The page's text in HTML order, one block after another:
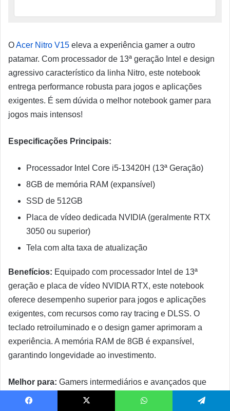
OAcer Nitro V15 eleva a experiência gamer a outro
patamar. Com processador de 13ª geração Intel e design
agressivo característico da linha Nitro, este notebook
entrega performance robusta para jogos e aplicações
exigentes. É sem dúvida o melhor notebook gamer para
jogos mais intensos!
Especificações Principais:
Processador Intel Core i5-13420H (13ª Geração)
8GB de memória RAM (expansível)
SSD de 512GB
Placa de vídeo dedicada NVIDIA (geralmente RTX
3050 ou superior)
Tela com alta taxa de atualização
Benefícios: Equipado com processador Intel de 13ª
geração e placa de vídeo NVIDIA RTX, este notebook
oferece desempenho superior para jogos e aplicações
exigentes, com recursos como ray tracing e DLSS. O
teclado retroiluminado e o design gamer aprimoram a
experiência. A memória RAM de 8GB é expansível,
garantindo longevidade ao investimento.
Melhor para: Gamers intermediários e avançados que
querem jogar títulos modernos com qualidade gráfica